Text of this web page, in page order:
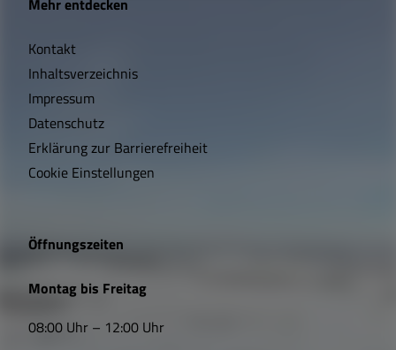
c
h
t
i
e
L
Mehr entdecken
Kontakt
Inhaltsverzeichnis
Impressum
Datenschutz
Erklärung zur Barrierefreiheit
Cookie Einstellungen
Öffnungszeiten
Montag bis Freitag
08:00 Uhr – 12:00 Uhr